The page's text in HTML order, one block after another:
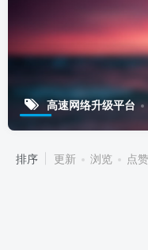
高速网络升级平台
排序 更新 浏览 点赞